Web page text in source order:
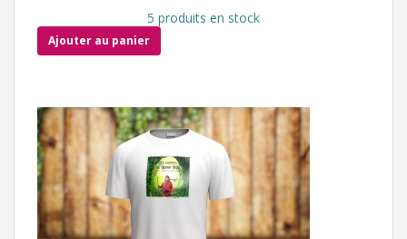
5 produits en stock
Ajouter au panier